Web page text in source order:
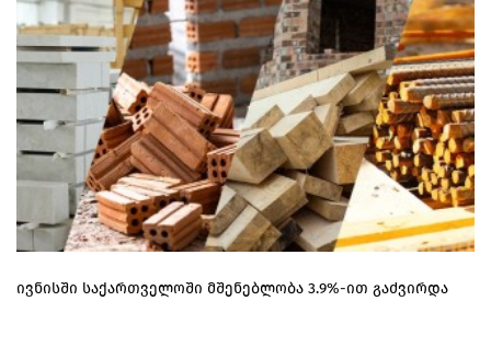
ივნისში საქართველოში მშენებლობა 3.9%-ით გაძვირდა